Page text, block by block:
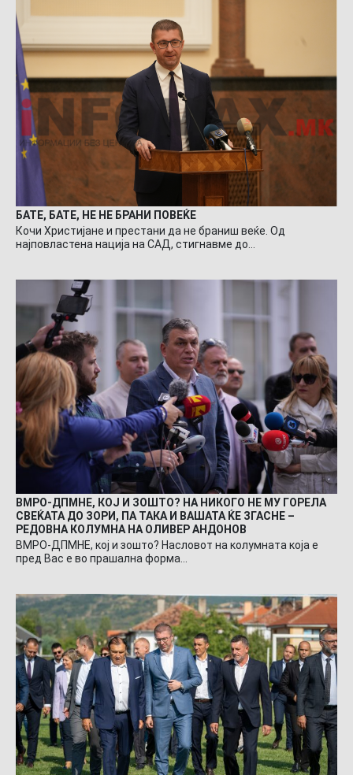
БАТЕ, БАТЕ, НЕ НЕ БРАНИ ПОВЕЌЕ
Кочи Христијане и престани да не браниш веќе. Од
најповластена нација на САД, стигнавме до…
ВМРО-ДПМНЕ, КОЈ И ЗОШТО? НА НИКОГО НЕ МУ ГОРЕЛА
СВЕЌАТА ДО ЗОРИ, ПА ТАКА И ВАШАТА ЌЕ ЗГАСНЕ –
РЕДОВНА КОЛУМНА НА ОЛИВЕР АНДОНОВ
ВМРО-ДПМНЕ, кој и зошто? Насловот на колумната која е
пред Вас е во прашална форма…